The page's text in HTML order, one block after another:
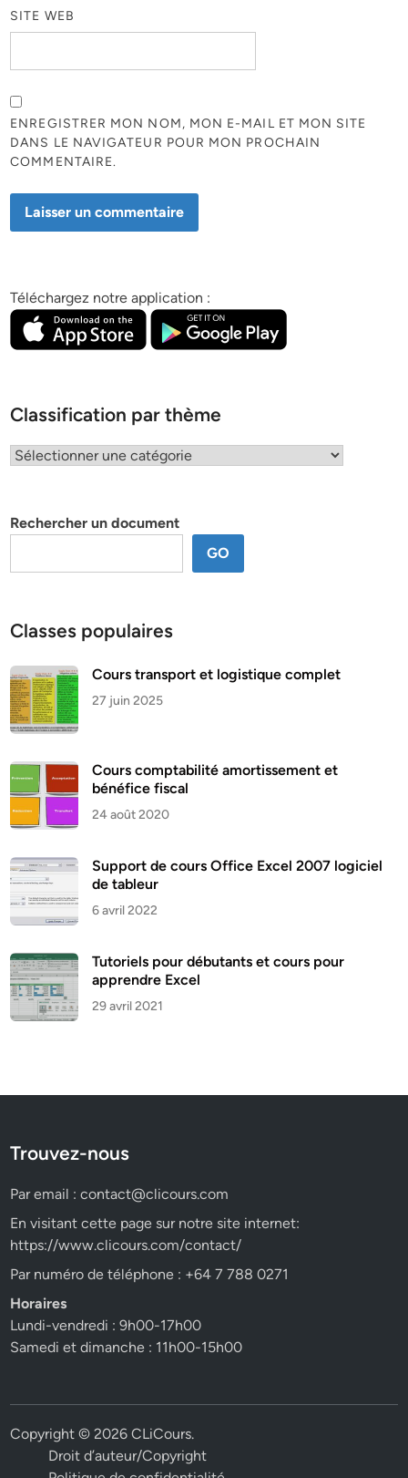
SITE WEB
ENREGISTRER MON NOM, MON E-MAIL ET MON SITE
DANS LE NAVIGATEUR POUR MON PROCHAIN
COMMENTAIRE.
Téléchargez notre application :
Classification par thème
Classification
Rechercher un document
GO
Classes populaires
Cours transport et logistique complet
27 juin 2025
Cours comptabilité amortissement et
bénéfice fiscal
24 août 2020
Support de cours Office Excel 2007 logiciel
de tableur
6 avril 2022
Tutoriels pour débutants et cours pour
apprendre Excel
29 avril 2021
Trouvez-nous
Par email :contact@clicours.com
En visitant cette page sur notre site internet:
https://www.clicours.com/contact/
Par numéro de téléphone : +64 7 788 0271
Horaires
Lundi-vendredi : 9h00-17h00
Samedi et dimanche : 11h00-15h00
Copyright © 2026CLiCours.
Droit d’auteur/Copyright